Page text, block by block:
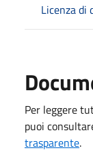
Licenza di
Per leggere
puoi
trasparente.